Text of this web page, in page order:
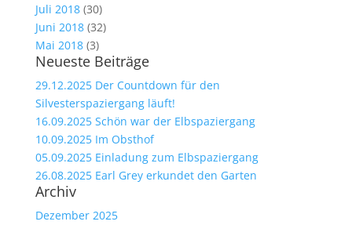
Juli 2018(30)
Juni 2018(32)
Mai 2018(3)
Neueste Beiträge
29.12.2025 Der Countdown für den
Silvesterspaziergang läuft!
16.09.2025 Schön war der Elbspaziergang
10.09.2025 Im Obsthof
05.09.2025 Einladung zum Elbspaziergang
26.08.2025 Earl Grey erkundet den Garten
Archiv
Dezember 2025